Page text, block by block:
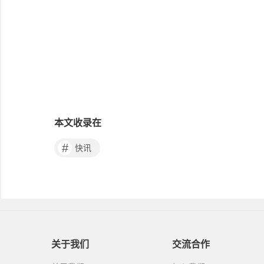
本文收录在
# 快讯
关于我们 交流合作